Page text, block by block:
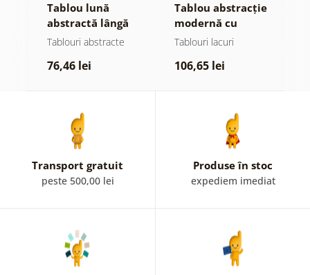
Tablou lună
abstractă lângă
apă
Tablouri abstracte
76,46 lei
Tablou abstracție
modernă cu
natură
Tablouri lacuri
106,65 lei
Transport gratuit
peste 500,00 lei
Produse în stoc
expediem imediat